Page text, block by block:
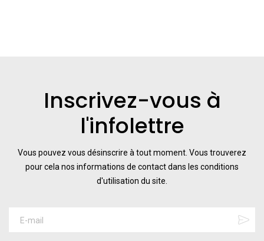
Inscrivez-vous à
l'infolettre
Vous pouvez vous désinscrire à tout moment. Vous trouverez
pour cela nos informations de contact dans les conditions
d'utilisation du site.